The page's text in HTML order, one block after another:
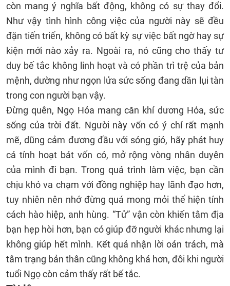
còn mang ý nghĩa bất động, không có sự thay đổi.
Như vậy tình hình công việc của người này sẽ đều
đặn tiến triển, không có bất kỳ sự việc bất ngờ hay sự
kiện mới nào xảy ra. Ngoài ra, nó cũng cho thấy tư
duy bế tắc không linh hoạt và có phần trì trệ của bản
mệnh, dường như ngọn lửa sức sống đang dần lụi tàn
trong con người bạn vậy.
Đừng quên, Ngọ Hỏa mang căn khí dương Hỏa, sức
sống của trời đất. Người này vốn có ý chí rất mạnh
mẽ, dũng cảm đương đầu với sóng gió, hãy phát huy
cá tính hoạt bát vốn có, mở rộng vòng nhân duyên
của mình đi bạn. Trong quá trình làm việc, bạn cần
chịu khó va chạm với đồng nghiệp hay lãnh đạo hơn,
tuy nhiên nên nhớ đừng quá mong mỏi thể hiện tính
cách hào hiệp, anh hùng. “Tử” vận còn khiến tâm địa
bạn hẹp hòi hơn, bạn có giúp đỡ người khác nhưng lại
không giúp hết mình. Kết quả nhận lời oán trách, mà
tâm trạng bản thân cũng không khá hơn, đôi khi người
tuổi Ngọ còn cảm thấy rất bế tắc.